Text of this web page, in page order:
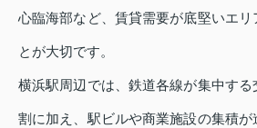
心臨海部など、賃貸需要が底堅いエリ
とが大切です。
横浜駅周辺では、鉄道各線が集中す
割に加え、駅ビルや商業施設の集積